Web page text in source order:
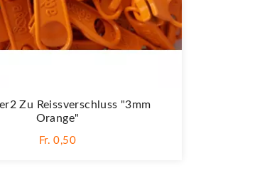
Zu Reissverschluss "3mm
Orange"
Fr. 0,50